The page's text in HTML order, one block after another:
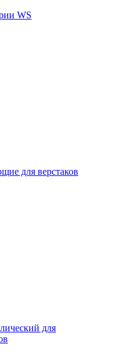
WS
для верстаков
для